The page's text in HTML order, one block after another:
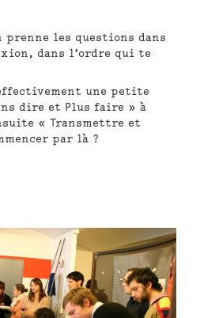
prenne les questions dans
dans l’ordre qui te
une petite
dire et Plus faire » à
« Transmettre et
par là ?